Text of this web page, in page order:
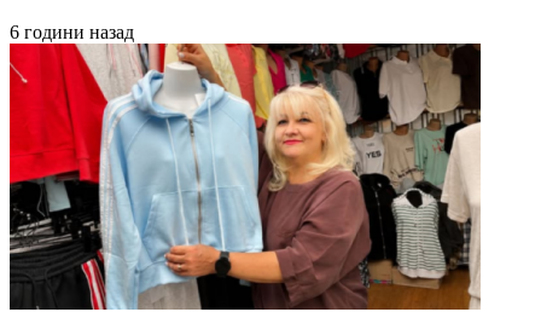
6 години назад